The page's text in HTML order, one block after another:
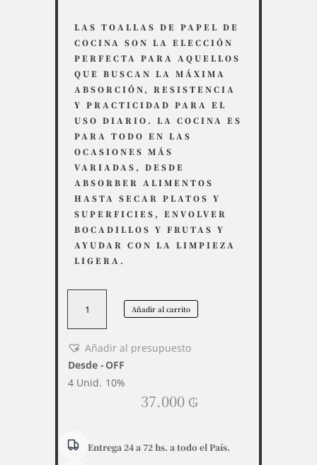
LAS TOALLAS DE PAPEL DE
COCINA SON LA ELECCIÓN
PERFECTA PARA AQUELLOS
QUE BUSCAN LA MÁXIMA
ABSORCIÓN, RESISTENCIA
Y PRACTICIDAD PARA EL
USO DIARIO. LA COCINA ES
PARA TODO EN LAS
OCASIONES MÁS
VARIADAS, DESDE
ABSORBER ALIMENTOS
HASTA SECAR PLATOS Y
SUPERFICIES, ENVOLVER
BOCADILLOS Y FRUTAS Y
AYUDAR CON LA LIMPIEZA
LIGERA.
Toalla
Multiuso
Pratic
Casa
x3.
Añadir al carrito
Añadir al presupuesto
Desde - OFF
4 Unid. 10%
37.000 ₲
Entrega 24 a 72 hs. a todo el País.